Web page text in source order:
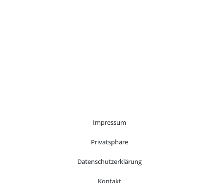
Impressum
Privatsphäre
Datenschutzerklärung
Kontakt